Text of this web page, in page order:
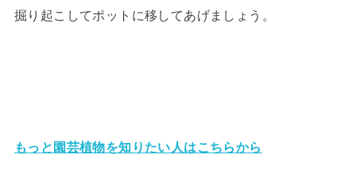
掘り起こしてポットに移してあげましょう。
もっと園芸植物を知りたい人はこちらから